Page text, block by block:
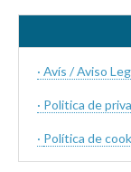
· Avís / Aviso
· Politica de
· Política de